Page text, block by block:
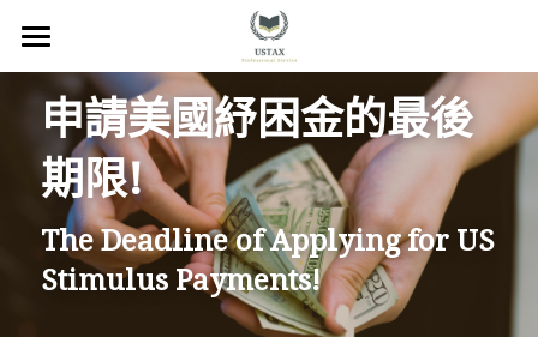
回首頁
服務內容
關於我們
服務地區
申請美國紓困金的最後
期限!
The Deadline of Applying for US
Stimulus Payments!
商品分類